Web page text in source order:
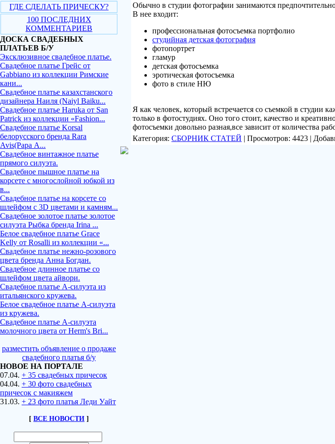
ГДЕ СДЕЛАТЬ ПРИЧЕСКУ?
100 ПОСЛЕДНИХ
КОММЕНТАРИЕВ
ДОСКА СВАДЕБНЫХ
ПЛАТЬЕВ Б/У
Эксклюзивное свадебное платье.
Свадебное платье Грейс от
Gabbiano из коллекции Римские
кани...
Свадебное платье казахстанского
дизайнера Наиля (Naiyl Baiku...
Свадебное платье Haruka от San
Patrick из коллекции «Fashion...
Свадебное платье Korsal
белорусского бренда Rara
Avis(Рара А...
Свадебное винтажное платье
прямого силуэта.
Свадебное пышное платье на
корсете с многослойной юбкой из
в...
Свадебное платье на корсете со
шлейфом с 3D цветами и камням...
Свадебное золотое платье золотое
силуэта Рыбка бренда Irina ...
Белое свадебное платье Grace
Kelly от Rosalli из коллекции «...
Свадебное платье нежно-розового
цвета бренда Анна Богдан.
Свадебное длинное платье со
шлейфом цвета айвори.
Свадебное платье А-силуэта из
итальянского кружева.
Белое свадебное платье А-силуэта
из кружева.
Свадебное платье А-силуэта
молочного цвета от Herm's Bri...
разместить объявление о продаже
свадебного платья б/у
НОВОЕ НА ПОРТАЛЕ
07.04. + 35 свадебных причесок
04.04. + 30 фото свадебных
причесок с макияжем
31.03. + 23 фото платья Леди Уайт
[ ВСЕ НОВОСТИ ]
Обычно в студии фотографии занимаются
В нее входит:
профессиональная фотосъемка портфолио
студийная детская фотография
фотопортрет
гламур
детская фотосъемка
эротическая фотосъемка
фото в стиле НЮ
Я как человек, который встречается со съемкой в студии
только в фотостудиях. Оно того стоит, качество и
фотосъемки довольно разная,все зависит от количества
Категория: СБОРНИК СТАТЕЙ | Просмотров: 4423 |